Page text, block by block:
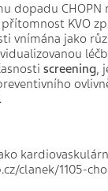
dopadu
přítomnost KVO
vnímána jako
screening,
clanek/1105-